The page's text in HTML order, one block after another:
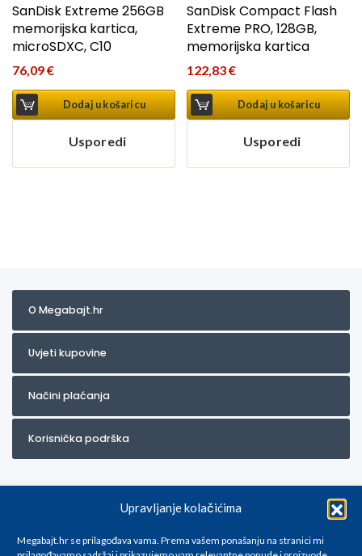
Upravljanje kolačićima
Megabajt.hr se prilagođava vama. Prema vašem ponašanju na stranici mi
SanDisk Extreme 256GB
memorijska kartica,
microSDXC, C10
76,09€
Dodaj u košaricu
Usporedi
SanDisk Compact Flash
Extreme PRO, 128GB,
memorijska kartica
122,83€
Dodaj u košaricu
Usporedi
O Megabajt.hr
Uvjeti kupovine
Načini plaćanja
Korisnička podrška